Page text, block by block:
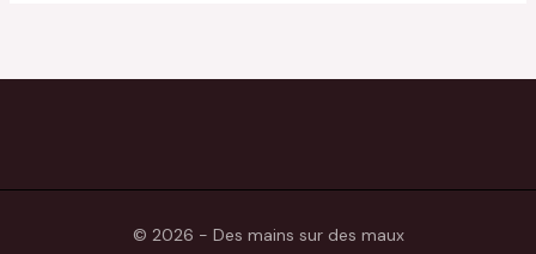
© 2026 - Des mains sur des maux